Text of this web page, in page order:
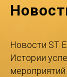
Новости ST
Истории